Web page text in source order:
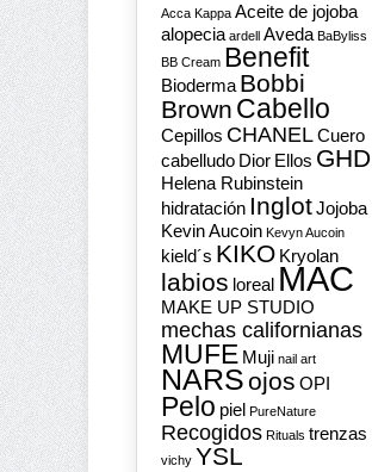
Acca Kappa Aceite de jojoba
alopecia ardell Aveda BaByliss
BB Cream Benefit
Bioderma Bobbi
Brown Cabello
Cepillos CHANELCuero
cabelludo Dior Ellos GHD
Helena Rubinstein
hidratación InglotJojoba
Kevin Aucoin Kevyn Aucoin
kield´s KIKO Kryolan
labios loreal MAC
MAKE UP STUDIO
mechas californianas
MUFE Muji nail art
NARSojos OPI
Pelo piel PureNature
Recogidos Rituals trenzas
vichy YSL